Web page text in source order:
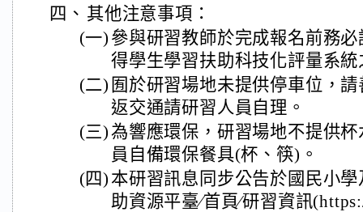
四、 其他注意事項：
(一) 參與研習教師於完成報名前務
得學生學習扶助科技化評量系
(二) 囿於研習場地未提供停車位，
返交通請研習人員自理。
(三)為響應環保，研習場地不提供
員自備環保餐具(杯、筷)。
(四) 本研習訊息同步公告於國民小
助資源平臺∕首頁∕研習資訊